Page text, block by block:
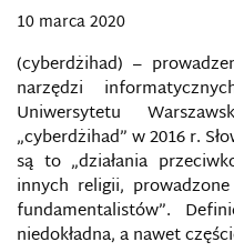
10 marca 2020
(cyberdżihad) –
narzędzi
Uniwersytetu
„cyberdżihad” w 2016 r.
są to „działania
innych religii,
fundamentalistów”.
niedokładna, a nawet